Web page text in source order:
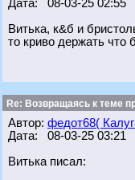
Дата: 08-03-25 02:55
Витька, к&б и
то криво держать что
Re: Возвращаясь к теме
Автор: федот68(
Дата: 08-03-25 03:21
Витька писал: